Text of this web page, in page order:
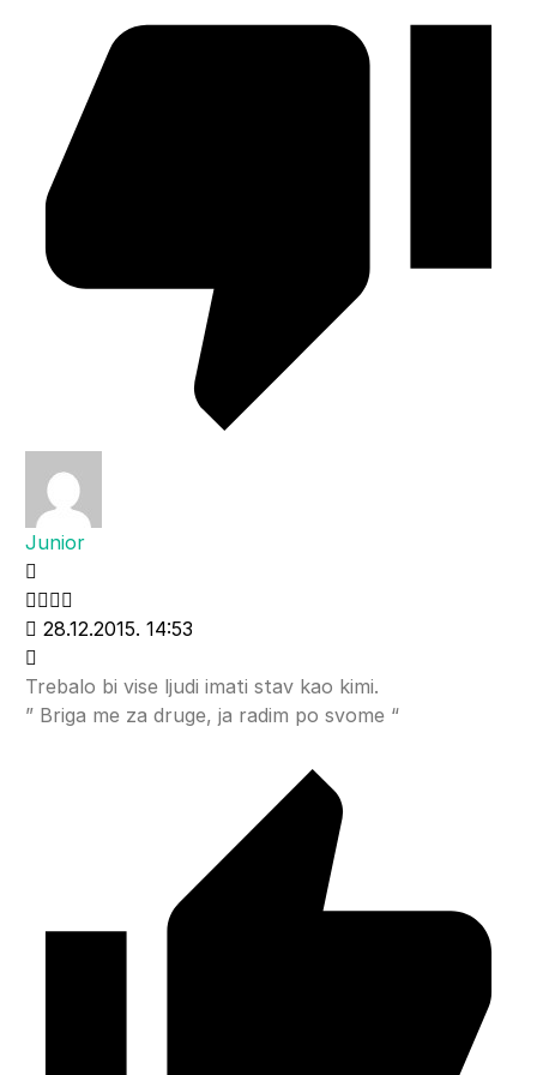
Junior
28.12.2015. 14:53
Trebalo bi vise ljudi imati stav kao kimi.
” Briga me za druge, ja radim po svome “